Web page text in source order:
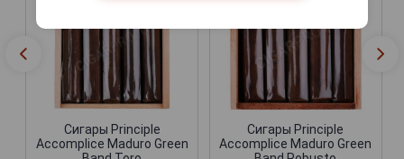
Сигары Principle
Accomplice Maduro Green
Сигары Principle
Accomplice Maduro Green